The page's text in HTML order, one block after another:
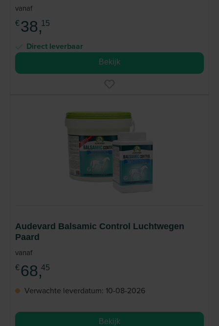
vanaf
€ 38,15
Direct leverbaar
Bekijk
Audevard Balsamic Control Luchtwegen
Paard
vanaf
€ 68,45
Verwachte leverdatum: 10-08-2026
Bekijk